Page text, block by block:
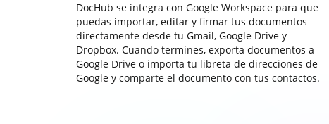
DocHub se integra con Google Workspace para que
puedas importar, editar y firmar tus documentos
directamente desde tu Gmail, Google Drive y
Dropbox. Cuando termines, exporta documentos a
Google Drive o importa tu libreta de direcciones de
Google y comparte el documento con tus contactos.